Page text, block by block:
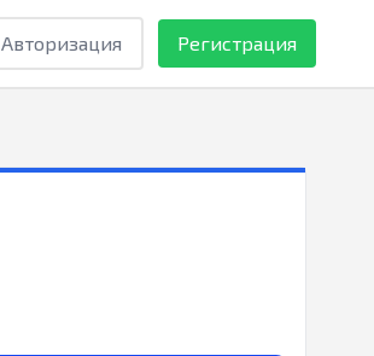
Авторизация Регистрация